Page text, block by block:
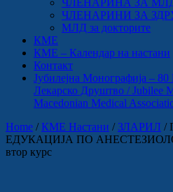
ЧЛЕНАРИНА ЗА
ЧЛЕНАРИНИ ЗА
МЛД за докторите
КМЕ
КМЕ – Календар на настани
Контакт
Јубилејна Монографија –
Лекарско Друштво / Jubilee
Macedonian Medical
Home /КМЕ Настани / ЗЛАРИЛ /
ЕДУКАЦИЈА ПО
втор курс